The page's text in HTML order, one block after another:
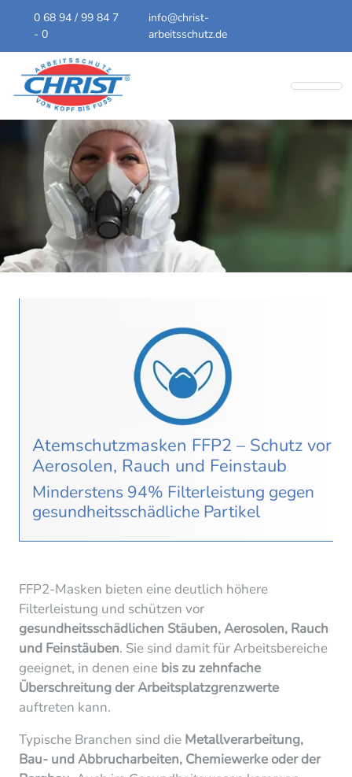
0 68 94 / 99 84 7
- 0
info@christ-
arbeitsschutz.de
Atemschutzmasken FFP2 – Schutz vor
Aerosolen, Rauch und Feinstaub
Minderstens 94% Filterleistung gegen
gesundheitsschädliche Partikel
FFP2-Masken bieten eine deutlich höhere
Filterleistung und schützen vor
gesundheitsschädlichen Stäuben, Aerosolen, Rauch
und Feinstäuben. Sie sind damit für Arbeitsbereiche
geeignet, in denen eine bis zu zehnfache
Überschreitung der Arbeitsplatzgrenzwerte
auftreten kann.
Typische Branchen sind die Metallverarbeitung,
Bau- und Abbrucharbeiten, Chemiewerke oder der